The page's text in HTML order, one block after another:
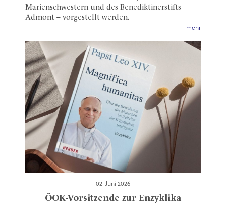
Marienschwestern und des Benediktinerstifts
Admont – vorgestellt werden.
mehr
02. Juni 2026
ÖOK-Vorsitzende zur Enzyklika